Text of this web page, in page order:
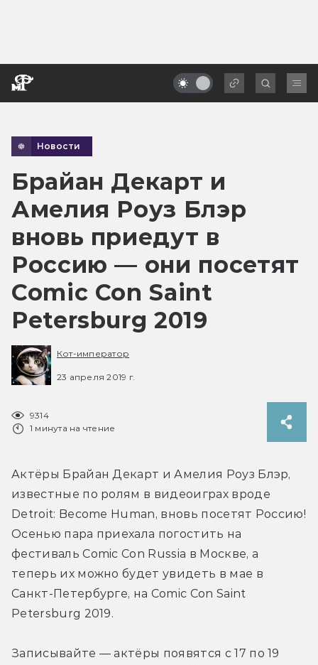
Новости
Брайан Декарт и
Амелия Роуз Блэр
вновь приедут в
Россию — они посетят
Comic Con Saint
Petersburg 2019
Кот-император
23 апреля 2019 г.
9314
1 минута на чтение
Актёры Брайан Декарт и Амелия Роуз Блэр,
известные по ролям в видеоиграх вроде
Detroit: Become Human, вновь посетят Россию!
Осенью пара приехала погостить на
фестиваль Comic Con Russia в Москве, а
теперь их можно будет увидеть в мае в
Санкт-Петербурге, на Comic Con Saint
Petersburg 2019.
Записывайте — актёры появятся с 17 по 19